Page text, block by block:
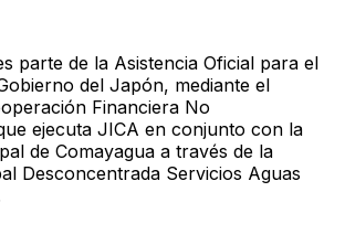
parte de la Asistencia Oficial para el
del Japón, mediante el
Financiera No
ejecuta JICA en conjunto con la
de Comayagua a través de la
Desconcentrada Servicios Aguas